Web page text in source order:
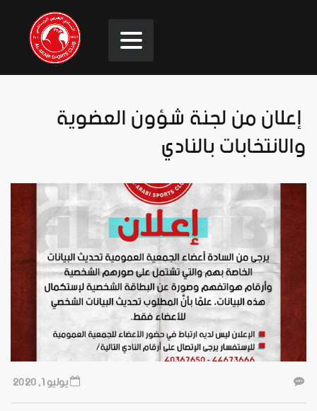
‬ إعلان من لجنة شؤون العضوية
والانتخابات بالنادي
يوليو 1, 2020